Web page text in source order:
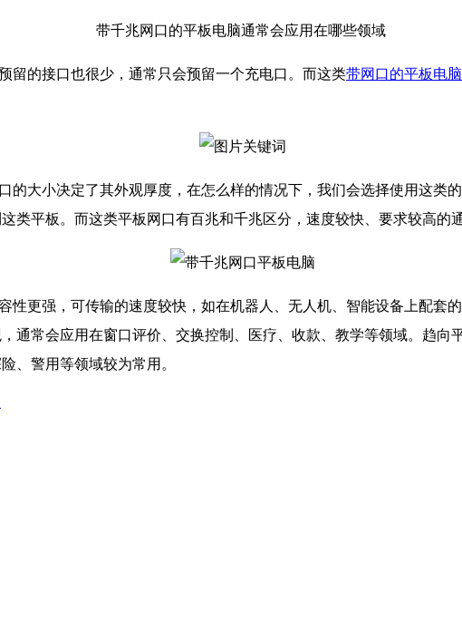
带千兆网口的平板电脑通常会应用在哪些领域
留的接口也很少，通常只会预留一个充电口。而这类带网口的平板电脑
大小决定了其外观厚度，在怎么样的情况下，我们会选择使用这类
类平板。而这类平板网口有百兆和千兆区分，速度较快、要求较高的
更强，可传输的速度较快，如在机器人、无人机、智能设备上配套的
通常会应用在窗口评价、交换控制、医疗、收款、教学等领域。趋向
、警用等领域较为常用。